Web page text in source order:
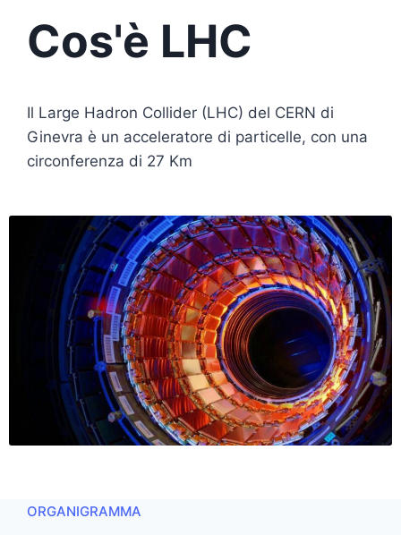
Cos'è LHC
Il Large Hadron Collider (LHC) del CERN di
Ginevra è un acceleratore di particelle, con una
circonferenza di 27 Km
ORGANIGRAMMA